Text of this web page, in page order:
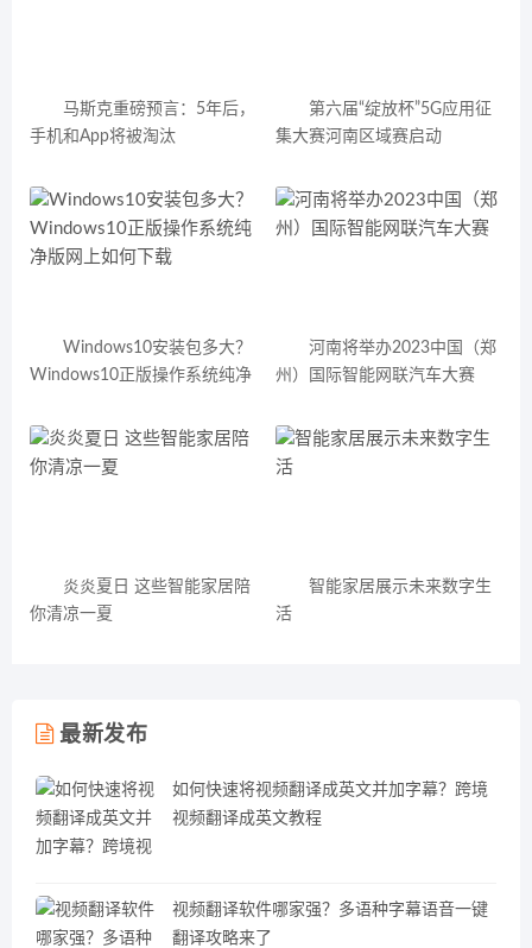
马斯克重磅预言：5年后，
手机和App将被淘汰
第六届“绽放杯”5G应用征
集大赛河南区域赛启动
Windows10安装包多大？
Windows10正版操作系统纯净
河南将举办2023中国（郑
州）国际智能网联汽车大赛
炎炎夏日 这些智能家居陪
你清凉一夏
智能家居展示未来数字生
活
最新发布
如何快速将视频翻译成英文并加字幕？跨境
视频翻译成英文教程
视频翻译软件哪家强？多语种字幕语音一键
翻译攻略来了